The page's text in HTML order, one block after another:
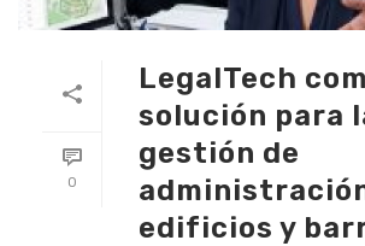
0
LegalTech
solución para
gestión de
edificios y